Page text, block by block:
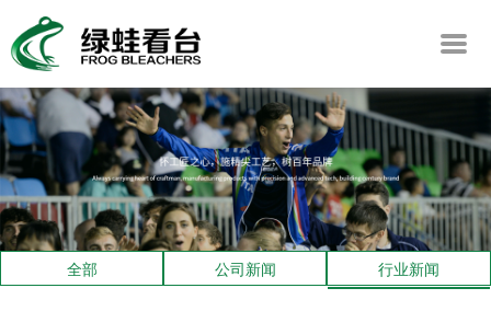
全部 公司新闻 行业新闻